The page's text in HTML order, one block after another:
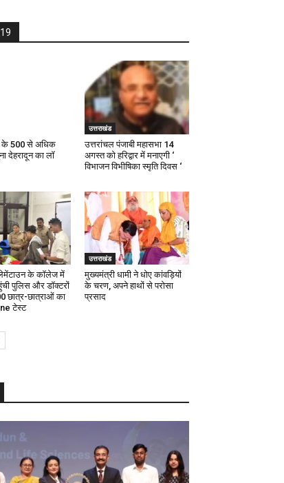
के 500 से अधिक
देहरादून का लाॅ
उत्तराखंड
उत्तरांचल पंजाबी महासभा 14
अगस्त को हरिद्वार में मनाएगी ‘
विभाजन विभीषिका स्मृति दिवस ‘
के कॉलेज में
पुलिस और डॉक्टरों
छात्र-छात्राओं का
टेस्ट
उत्तराखंड
मुख्यमंत्री धामी ने धोए कांवड़ियों
के चरण, अपने हाथों से परोसा
प्रसाद